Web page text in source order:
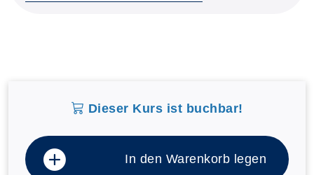
Dieser Kurs ist buchbar!
In den Warenkorb legen